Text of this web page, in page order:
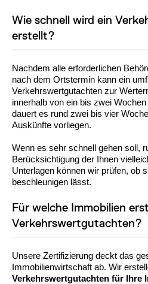
Wie schnell wird ein
erstellt?
Nachdem alle erforderlichen
nach dem Ortstermin kann ein
Verkehrswertgutachten zur
innerhalb von ein bis zwei
dauert es rund zwei bis vier
Auskünfte vorliegen.
Wenn es sehr schnell gehen soll,
Berücksichtigung der Ihnen
Unterlagen können wir prüfen, ob
beschleunigen lässt.
Für welche Immobilien
Verkehrswertgutachten?
Unsere Zertifizierung deckt das
Immobilienwirtschaft ab. Wir
Verkehrswertgutachten für Ihre